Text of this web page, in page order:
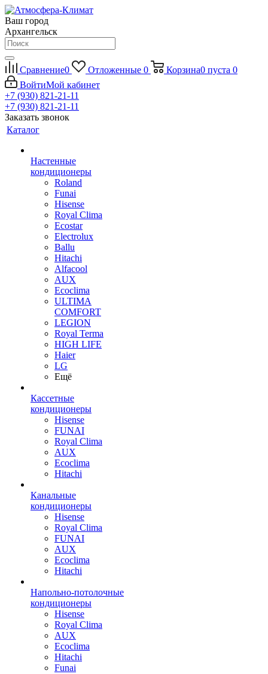
Ваш город
Архангельск
Сравнение0 Отложенные 0 Корзина0 пуста 0
ВойтиМой кабинет
+7 (930) 821-21-11
+7 (930) 821-21-11
Заказать звонок
Каталог
Настенные
кондиционеры
Roland
Funai
Hisense
Royal Clima
Ecostar
Electrolux
Ballu
Hitachi
Alfacool
AUX
Ecoclima
ULTIMA
COMFORT
LEGION
Royal Terma
HIGH LIFE
Haier
LG
Ещё
Кассетные
кондиционеры
Hisense
FUNAI
Royal Clima
AUX
Ecoclima
Hitachi
Канальные
кондиционеры
Hisense
Royal Clima
FUNAI
AUX
Ecoclima
Hitachi
Напольно-потолочные
кондиционеры
Hisense
Royal Clima
AUX
Ecoclima
Hitachi
Funai